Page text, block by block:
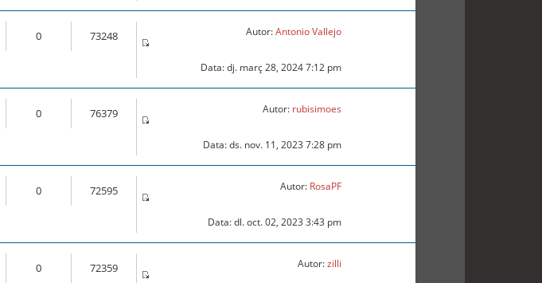
0 73248 Autor:Antonio Vallejo
Data: dj. març 28, 2024 7:12 pm
0 76379 Autor: rubisimoes
Data: ds. nov. 11, 2023 7:28 pm
0 72595 Autor: RosaPF
Data: dl. oct. 02, 2023 3:43 pm
0 72359 Autor:zilli